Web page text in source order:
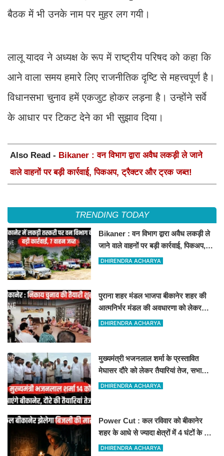
बैठक में भी उनके नाम पर मुहर लग गयी।
लालू यादव ने अध्यक्ष के रूप में राष्ट्रीय परिषद को कहा कि
आने वाला समय हमारे लिए राजनीतिक दृष्टि से महत्त्वपूर्ण है।
विधानसभा चुनाव हमें एकजुट होकर लड़ना है। उन्होंने सर्वे
के आधार पर टिकट देने का भी सुझाव दिया।
Also Read - Bikaner : वन विभाग द्वारा अवैध लकड़ी ले जाने
वाले वाहनों पर बड़ी कार्रवाई, पिकअप, ट्रैक्टर और ट्रक जब्त!
TRENDING TODAY
Bikaner : वन विभाग द्वारा अवैध लकड़ी ले
जाने वाले वाहनों पर बड़ी कार्रवाई, पिकअप,
ट्रैक्टर और ट्रक जब्त!
DHIRENDRA ACHARYA
पुराना शहर मंडल भाजपा बीकानेर शहर की
आत्मनिर्भर मंडल की अवधारणा को लेकर
मासिक एवं निकाय चुनाव की तैयारी बैठक
DHIRENDRA ACHARYA
मुख्यमंत्री भजनलाल शर्मा के प्रस्तावित
मेघासर दौरे को लेकर तैयारियां तेज, सभा
स्थल का लिया जायजा
DHIRENDRA ACHARYA
Power Cut : कल रविवार को बीकानेर
शहर के आधे से ज्यादा क्षेत्रों में 4 घंटों के लिए
बिजली रहेगी गुल
DHIRENDRA ACHARYA